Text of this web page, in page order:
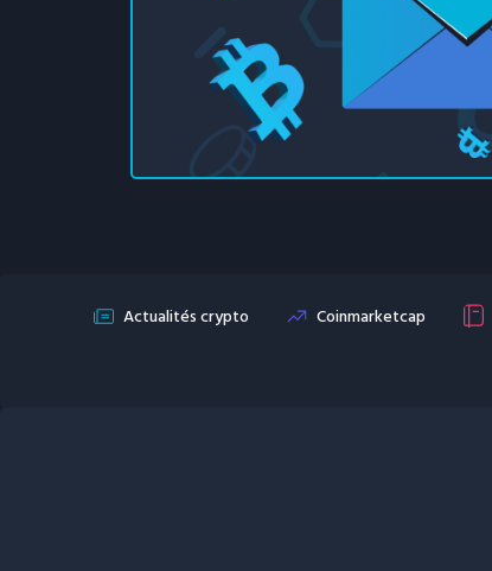
Actualités crypto Coinmarketcap